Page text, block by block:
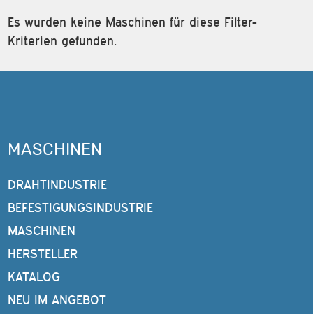
Es wurden keine Maschinen für diese Filter-
Kriterien gefunden.
MASCHINEN
DRAHTINDUSTRIE
BEFESTIGUNGSINDUSTRIE
MASCHINEN
HERSTELLER
KATALOG
NEU IM ANGEBOT